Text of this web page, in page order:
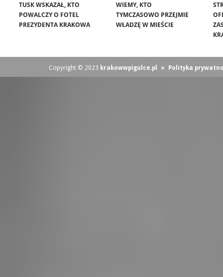
TUSK WSKAZAŁ, KTO
POWALCZY O FOTEL
PREZYDENTA KRAKOWA
WIEMY, KTO
TYMCZASOWO PRZEJMIE
WŁADZĘ W MIEŚCIE
Copyright © 2023 krakowwpigulce.pl ∗ Polityka